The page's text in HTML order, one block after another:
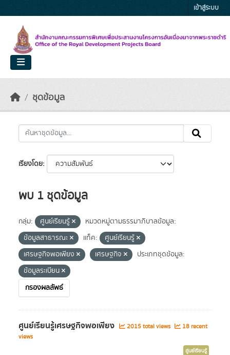
เข้าสู่ระบบ
ชุดข้อมูล
เรียงโดย
พบ 1 ชุดข้อมูล
กลุ่ม: ศูนย์เรียนรู้
หมวดหมู่ตามธรรมาภิบาลข้อมูล:
ข้อมูลสาธารณะ
แท็ค:
ศูนย์เรียนรู้
เศรษฐกิจพอเพียง
เศรษฐกิจ
ประเภทชุดข้อมูล:
ข้อมูลระเบียน
กรองผลลัพธ์
ศูนย์เรียนรู้เศรษฐกิจพอเพียง 2015 total views
18 recent
views
ศูนย์เรียนรู้